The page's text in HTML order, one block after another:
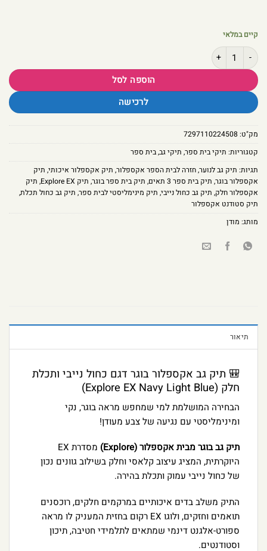
קיים במלאי
כמות של תיק גב אקספלור בוגר דגם כחול נייבי ותכלת חלק – 3 תאים Explore EX
הוספה לסל
לרכישה
מק"ט:7297110224508
קטגוריות: תיקי בית ספר, תיקי גב,בית ספר
תגיות: תיק גב לנוער,חזרה לבית הספר אקספלור, תיק אקספלור איכותי, תיק
אקספלור בוגר, תיק בית ספר 3 תאים , תיק בית ספר בוגר, תיק Explore EX , תיק
אקספלור חלק, תיק גב כחול נייבי, תיק מינימליסטי לבית ספר, תיק גב כחול תכלת,
תיק סטודנט אקספלור
מותג: מודן
תיאור
🎒 תיק גב אקספלור בוגר דגם כחול נייבי ותכלת
חלק (Explore EX Navy Light Blue)
הבחירה המושלמת למי שמחפש מראה בוגר, נקי
ומינימליסטי עם נגיעה של צבע מעודן!
תיק גב בוגר מבית אקספלור (Explore)
מסדרת EX
היוקרתית, המציג עיצוב קלאסי וחלק בשילוב גוונים נכון
של כחול נייבי עמוק ותכלת בהירה.
התיק משלב בדים איכותיים במרקמים חלקים, רוכסנים
תואמים וחזקים, ולוגו EX רקום בחזית המעניק לו מראה
ספורט-אלגנט דינמי שמתאים לתלמידי חטיבה, תיכון
וסטודנטים.